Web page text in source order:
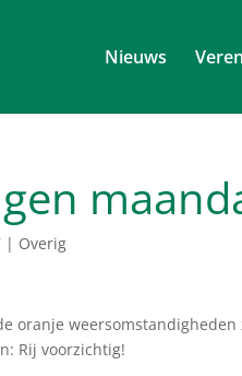
Nieuws
| Overig
oranje
Rij voorzichtig!